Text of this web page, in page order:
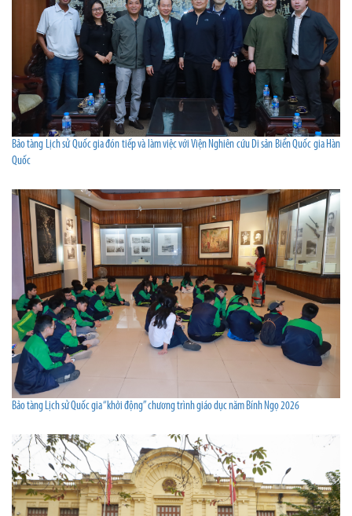
Bảo tàng Lịch sử Quốc gia đón tiếp và làm việc với Viện Nghiên cứu Di sản Biển Quốc gia Hàn
Quốc
Bảo tàng Lịch sử Quốc gia “khởi động” chương trình giáo dục năm Bính Ngọ 2026